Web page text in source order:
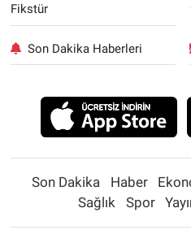
Fikstür
Son Dakika Haberleri
Son Dakika Haber
Sağlık
Spor